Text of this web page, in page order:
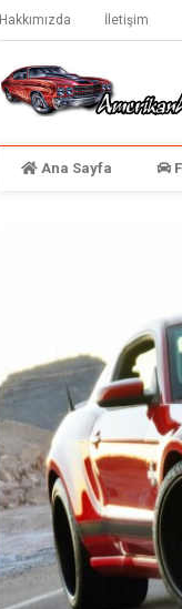
Hakkımızda İletişim
Ana Sayfa